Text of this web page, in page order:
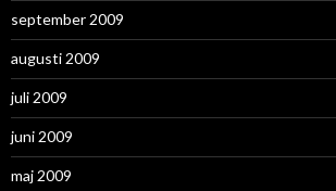
september 2009
augusti 2009
juli 2009
juni 2009
maj 2009